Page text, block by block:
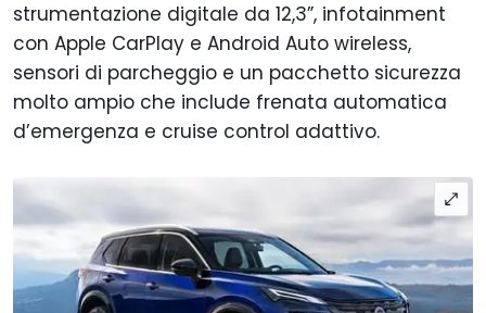
strumentazione digitale da 12,3”, infotainment
con Apple CarPlay e Android Auto wireless,
sensori di parcheggio e un pacchetto sicurezza
molto ampio che include frenata automatica
d’emergenza e cruise control adattivo.